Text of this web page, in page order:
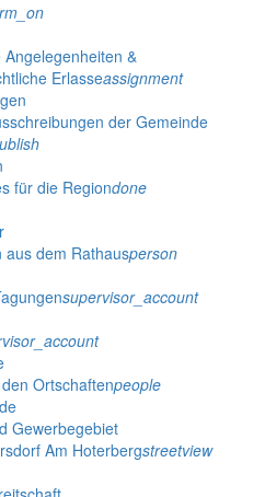
&
Erlasseassignment
der Gemeinde
für die Regiondone
aus dem Rathausperson
supervisor_account
Ortschaftenpeople
Gewerbegebiet
Am Hoterbergstreetview